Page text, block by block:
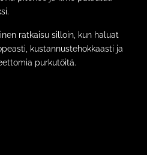
ratkaisu silloin, kun haluat
kustannustehokkaasti ja
purkutöitä.